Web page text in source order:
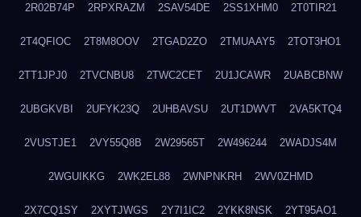
2R02B74P 2RPXRAZM 2SAV54DE 2SS1XHM0 2T0TIR21
2T4QFIOC 2T8M8OOV 2TGAD2ZO 2TMUAAY5 2TOT3HO1
2TT1JPJ0 2TVCNBU8 2TWC2CET 2U1JCAWR 2UABCBNW
2UBGKVBI 2UFYK23Q 2UHBAVSU 2UT1DWVT 2VA5KTQ4
2VUSTJE1 2VY55Q8B 2W29565T 2W496244 2WADJS4M
2WGUIKKG 2WK2EL88 2WNPNKRH 2WV0ZHMD
2X7CQ1SY 2XYTJWGS 2Y7I1IC2 2YKK8NSK 2YT95AO1